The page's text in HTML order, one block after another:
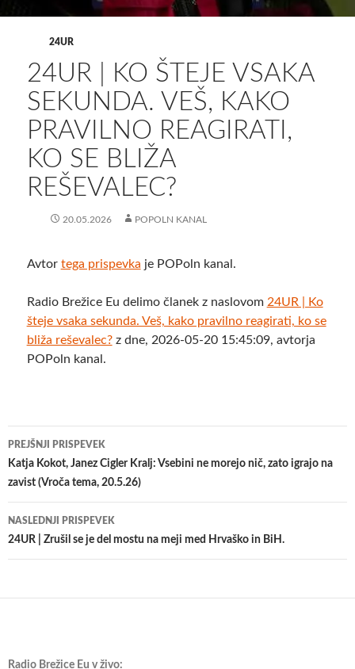
24UR
24UR | KO ŠTEJE VSAKA
SEKUNDA. VEŠ, KAKO
PRAVILNO REAGIRATI,
KO SE BLIŽA
REŠEVALEC?
20.05.2026 POPOLN KANAL
Avtor tega prispevka je POPoln kanal.
Radio Brežice Eu delimo članek z naslovom 24UR | Ko
šteje vsaka sekunda. Veš, kako pravilno reagirati, ko se
bliža reševalec?z dne, 2026-05-20 15:45:09, avtorja
POPoln kanal.
Krmarjenje
po
prispevkih
PREJŠNJI PRISPEVEK
Katja Kokot, Janez Cigler Kralj: Vsebini ne morejo nič, zato igrajo na
zavist (Vroča tema, 20.5.26)
NASLEDNJI PRISPEVEK
24UR | Zrušil se je del mostu na meji med Hrvaško in BiH.
Radio Brežice Eu v živo: